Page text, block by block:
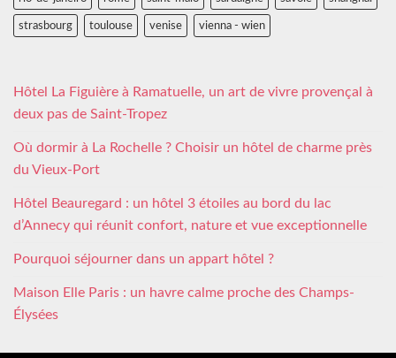
strasbourg toulouse venise vienna - wien
Hôtel La Figuière à Ramatuelle, un art de vivre provençal à
deux pas de Saint-Tropez
Où dormir à La Rochelle ? Choisir un hôtel de charme près
du Vieux-Port
Hôtel Beauregard : un hôtel 3 étoiles au bord du lac
d’Annecy qui réunit confort, nature et vue exceptionnelle
Pourquoi séjourner dans un appart hôtel ?
Maison Elle Paris : un havre calme proche des Champs-
Élysées